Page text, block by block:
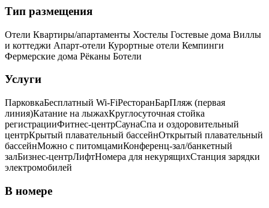
Тип размещения
Отели Квартиры/апартаменты Хостелы Гостевые дома Виллы
и коттеджи Апарт-отели Курортные отели Кемпинги
Фермерские дома Рёканы Ботели
Услуги
ПарковкаБесплатный Wi-FiРесторанБарПляж (первая
линия)Катание на лыжахКруглосуточная стойка
регистрацииФитнес-центрСаунаСпа и оздоровительный
центрКрытый плавательный бассейнОткрытый плавательный
бассейнМожно с питомцамиКонференц-зал/банкетный
залБизнес-центрЛифтНомера для некурящихCтанция зарядки
электромобилей
В номере